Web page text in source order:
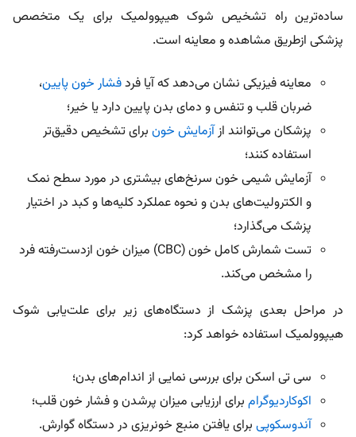
ساده‌ترین راه تشخیص شوک هیپوولمیک برای یک متخصص
پزشکی ازطریق مشاهده و معاینه است.
معاینه فیزیکی نشان می‌دهد که آیا فردفشار خون پایین،
ضربان قلب و تنفس و دمای بدن پایین دارد یا خیر؛
پزشکان می‌توانند ازآزمایش خون برای تشخیص دقیق‌تر
استفاده کنند؛
آزمایش شیمی خون سرنخ‌های بیشتری در مورد سطح نمک
و الکترولیت‌های بدن و نحوه عملکرد کلیه‌ها و کبد در اختیار
پزشک می‌گذارد؛
تست شمارش کامل خون (CBC) میزان خون از‌دست‌رفته فرد
را مشخص می‌کند.
در مراحل بعدی پزشک از دستگاه‌های زیر برای علت‌یابی شوک
هیپوولمیک استفاده خواهد کرد:
سی تی اسکن برای بررسی نمایی از اندام‌های بدن؛
اکوکاردیوگرام برای ارزیابی میزان پرشدن و فشار خون قلب؛
آندوسکوپی برای یافتن منبع خونریزی در دستگاه گوارش.